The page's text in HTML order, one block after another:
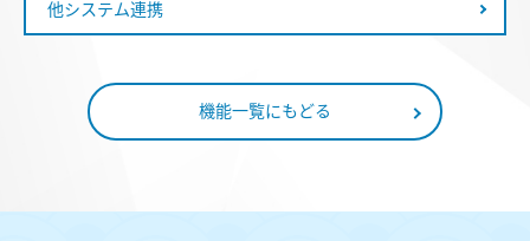
他システム連携
機能一覧にもどる